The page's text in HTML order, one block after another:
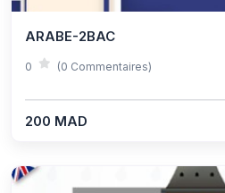
ARABE-2BAC
0 (0 Commentaires)
200 MAD